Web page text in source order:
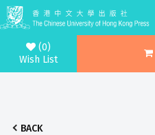
(0)
Wish List
BACK